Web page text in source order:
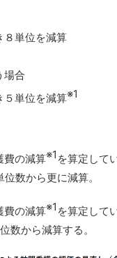
８単位を減算
場合
５単位を減算※1
費の減算※1 を算定して
数から更に減算。
費の減算※1 を算定して
数から減算する。